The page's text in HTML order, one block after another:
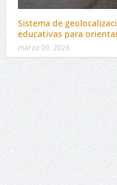
Sistema de
educativas para
marzo 09, 2026